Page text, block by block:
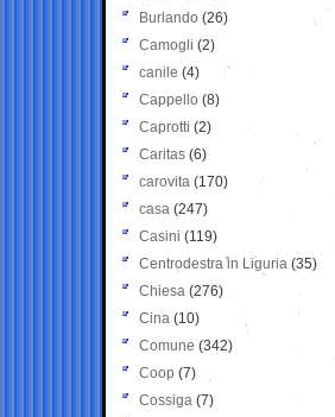
Burlando (26)
Camogli (2)
canile (4)
Cappello (8)
Caprotti (2)
Caritas (6)
carovita (170)
casa (247)
Casini (119)
Centrodestra in Liguria (35)
Chiesa (276)
Cina (10)
Comune (342)
Coop (7)
Cossiga (7)